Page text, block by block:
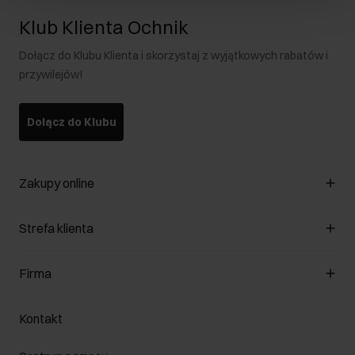
Klub Klienta Ochnik
Dołącz do Klubu Klienta i skorzystaj z wyjątkowych rabatów i
przywilejów!
Dołącz do Klubu
Zakupy online
Zarządzaj cookies
Formy płatności
Jak dokonać zwrotu?
Strefa klienta
Klub Klienta
Zwróć produkty
Firma
O nas
Salony
Kontakt